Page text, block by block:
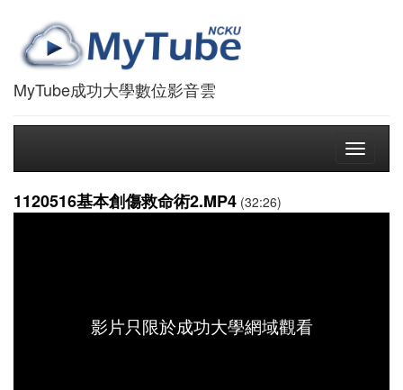
MyTube成功大學數位影音雲
Toggle
1120516基本創傷救命術2.MP4 (32:26)
影片只限於成功大學網域觀看